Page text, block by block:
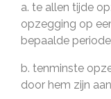
a. te allen tijde
opzegging op
bepaalde
b. tenminste
door hem zijn